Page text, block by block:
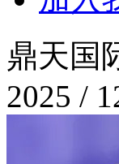
鼎天国
2025 /